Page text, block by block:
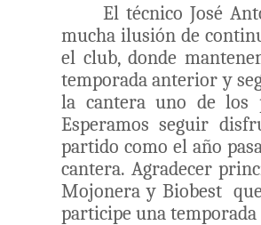
El técnico José
mucha ilusión de
el club, donde
temporada anterior y
la cantera uno de los
Esperamos seguir
partido como el año
cantera. Agradecer
Mojonera y Biobest
participe una